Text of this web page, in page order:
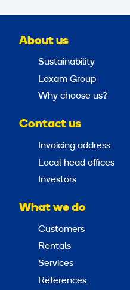
About us
Sustainability
Loxam Group
Why choose us?
Contact us
Invoicing address
Local head offices
Investors
What we do
Customers
Rentals
Services
References